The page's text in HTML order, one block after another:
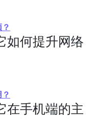
如何提升网络
在手机端的主